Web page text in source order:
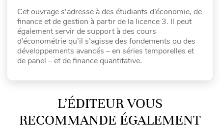
Cet ouvrage s’adresse à des étudiants d’économie, de
finance et de gestion à partir de la licence 3. Il peut
également servir de support à des cours
d’économétrie qu’il s’agisse des fondements ou des
développements avancés – en séries temporelles et
de panel – et de finance quantitative.
L’ÉDITEUR VOUS
RECOMMANDE ÉGALEMENT